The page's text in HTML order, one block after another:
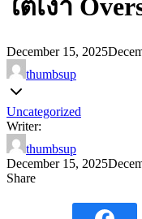
ใต้เงา
December 15, 2025
thumbsup
Uncategorized
Writer:
thumbsup
December 15, 2025
Share